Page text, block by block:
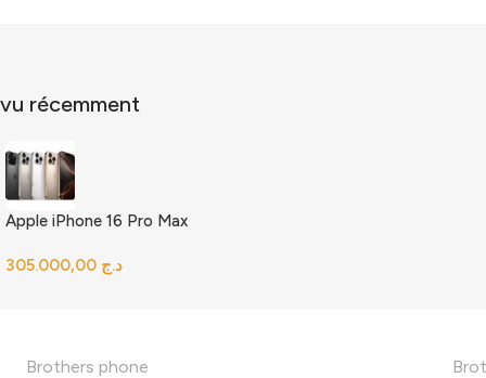
vu récemment
Apple iPhone 16 Pro Max
د.ج
Brothers phone